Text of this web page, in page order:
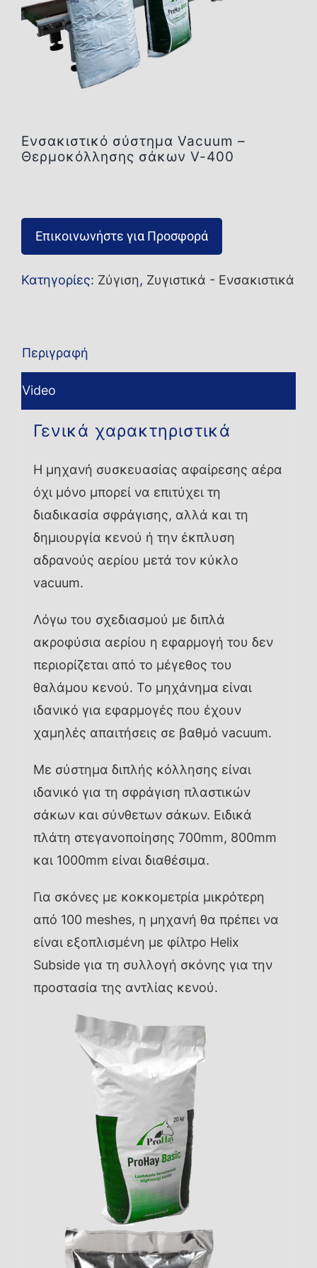
Επικοινωνία
Ενσακιστικό σύστημα Vacuum –
Θερμοκόλλησης σάκων V-400
Επικοινωνήστε για Προσφορά
Κατηγορίες: Ζύγιση, Ζυγιστικά - Ενσακιστικά
Περιγραφή
Video
Γενικά χαρακτηριστικά
Η μηχανή συσκευασίας αφαίρεσης αέρα
όχι μόνο μπορεί να επιτύχει τη
διαδικασία σφράγισης, αλλά και τη
δημιουργία κενού ή την έκπλυση
αδρανούς αερίου μετά τον κύκλο
vacuum.
Λόγω του σχεδιασμού με διπλά
ακροφύσια αερίου η εφαρμογή του δεν
περιορίζεται από το μέγεθος του
θαλάμου κενού. Το μηχάνημα είναι
ιδανικό για εφαρμογές που έχουν
χαμηλές απαιτήσεις σε βαθμό vacuum.
Με σύστημα διπλής κόλλησης είναι
ιδανικό για τη σφράγιση πλαστικών
σάκων και σύνθετων σάκων. Ειδικά
πλάτη στεγανοποίησης 700mm, 800mm
και 1000mm είναι διαθέσιμα.
Για σκόνες με κοκκομετρία μικρότερη
από 100 meshes, η μηχανή θα πρέπει να
είναι εξοπλισμένη με φίλτρο Helix
Subside για τη συλλογή σκόνης για την
προστασία της αντλίας κενού.